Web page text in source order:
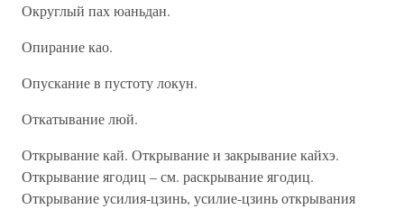
Округлый пах юаньдан.
Опирание као.
Опускание в пустоту локун.
Откатывание люй.
Открывание кай. Открывание и закрывание кайхэ.
Открывание ягодиц – см. раскрывание ягодиц.
Открывание усилия-цзинь, усилие-цзинь открывания